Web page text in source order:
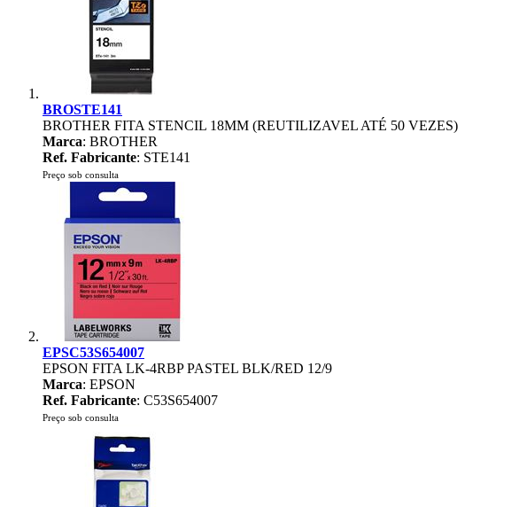
BROSTE141
BROTHER FITA STENCIL 18MM (REUTILIZAVEL ATÉ 50 VEZES)
Marca: BROTHER
Ref. Fabricante: STE141
Preço sob consulta
EPSC53S654007
EPSON FITA LK-4RBP PASTEL BLK/RED 12/9
Marca: EPSON
Ref. Fabricante: C53S654007
Preço sob consulta